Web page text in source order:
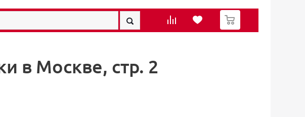
0
в Москве, стр. 2